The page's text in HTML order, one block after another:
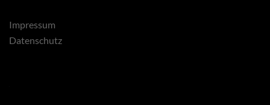
Impressum
Datenschutz